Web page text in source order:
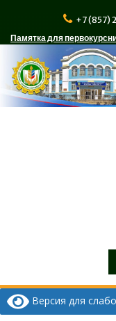
содержимому
+7 (857)
Памятка для
Версия для